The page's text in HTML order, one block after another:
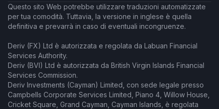
Questo sito Web potrebbe utilizzare traduzioni automatizzate
per tua comodità. Tuttavia, la versione in inglese è quella
definitiva e prevarrà in caso di eventuali incongruenze.
Deriv (FX) Ltd è autorizzata e regolata da Labuan Financial
Services Authority.
Deriv (BVI) Ltd è autorizzata da British Virgin Islands Financial
Services Commission.
Deriv Investments (Cayman) Limited, con sede legale presso
Campbells Corporate Services Limited, Piano 4, Willow House,
Cricket Square, Grand Cayman, Cayman Islands, è regolata